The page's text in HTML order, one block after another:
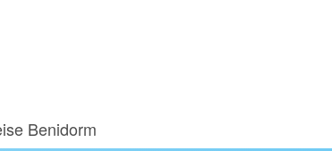
Benidorm